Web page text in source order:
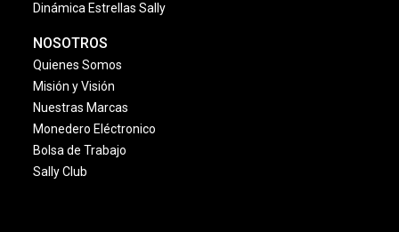
Dinámica Estrellas Sally
NOSOTROS
Quienes Somos
Misión y Visión
Nuestras Marcas
Monedero Eléctronico
Bolsa de Trabajo
Sally Club